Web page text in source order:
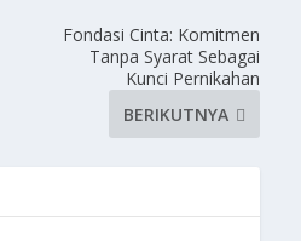
Fondasi Cinta: Komitmen
Tanpa Syarat Sebagai
Kunci Pernikahan
BERIKUTNYA